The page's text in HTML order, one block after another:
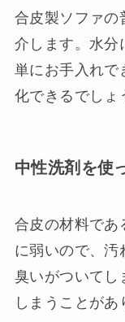
合皮製ソファの
介します。水分
単にお手入れで
化できるでしょ
中性洗剤を使
合皮の材料であ
に弱いので、汚
臭いがついてし
しまうことがあ